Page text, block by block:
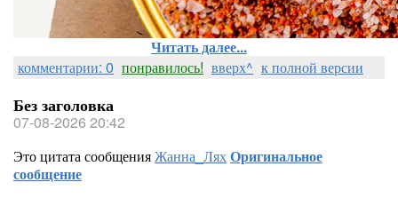
Читать далее...
комментарии: 0 понравилось! вверх^ к полной версии
Без заголовка
07-08-2026 20:42
Это цитата сообщенияЖанна_ЛяхОригинальное
сообщение